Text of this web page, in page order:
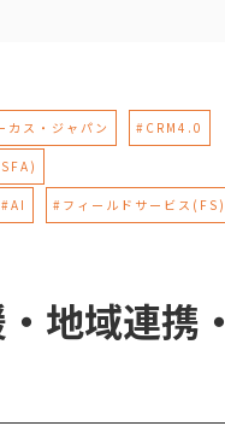
カス・ジャパン #CRM4.0
#AI #フィールドサービス(FS)
地域連携・